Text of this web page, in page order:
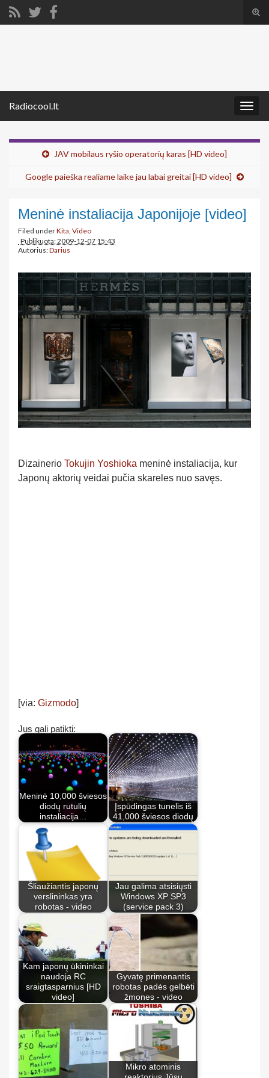
Radiocool.lt
JAV mobilaus ryšio operatorių karas [HD video]
Google paieška realiame laike jau labai greitai [HD video]
Meninė instaliacija Japonijoje [video]
Filed underKita, Video
Publikuota: 2009-12-07 15:43
Autorius:Darius
Dizainerio Tokujin Yoshioka meninė instaliacija, kur
Japonų aktorių veidai pučia skareles nuo savęs.
[via: Gizmodo]
Jus gali patikti:
Meninė 10,000 šviesos
diodų rutulių
instaliacija…
Įspūdingas tunelis iš
41,000 šviesos diodų
Šliaužiantis japonų
verslininkas yra
robotas - video
Jau galima atsisiųsti
Windows XP SP3
(service pack 3)
Kam japonų ūkininkai
naudoja RC
sraigtasparnius [HD
video]
Gyvatę primenantis
robotas padės gelbėti
žmones - video
Mikro atominis